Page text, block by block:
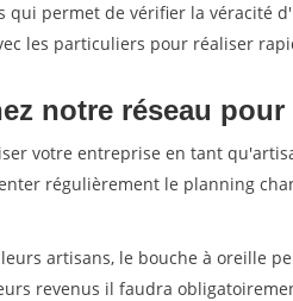
qui permet de vérifier la véracité
les particuliers pour réaliser
notre réseau
votre entreprise en tant
régulièrement le planning
artisans, le bouche à oreille
revenus il faudra